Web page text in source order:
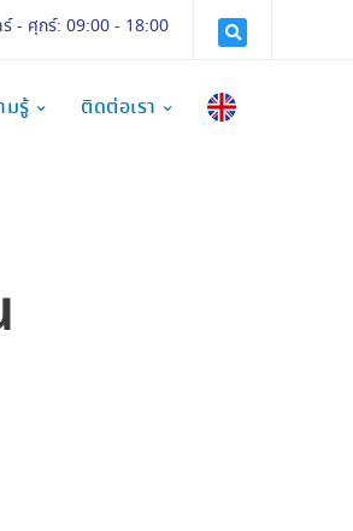
- ศุกร์: 09:00 - 18:00
มรู้ ติดต่อเรา